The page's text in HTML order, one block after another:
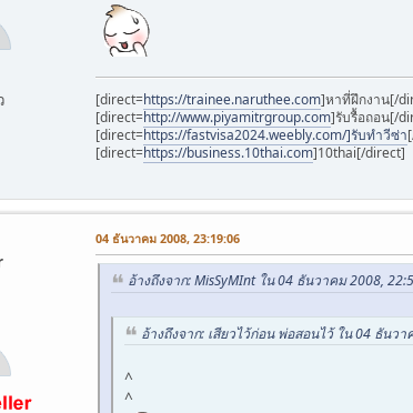
[direct=https://trainee.naruthee.com]หาที่ฝึกงาน[/
[direct=http://www.piyamitrgroup.com]รับรื้อถอน[/
[direct=https://fastvisa2024.weebly.com/]รับทำวีซ่า
[direct=https://business.10thai.com]10thai[/direct]
04 ธันวาคม 2008, 23:19:06
อ้างถึงจาก: MisSyMInt ใน 04 ธันวาคม 2008,
อ้างถึงจาก: เสียวไว้ก่อน พ่อสอนไว้ ใน 04 ธันว
^
^